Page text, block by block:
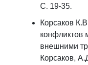
С. 19-35.
Корсаков
конфликтов
внешними
Корсаков,